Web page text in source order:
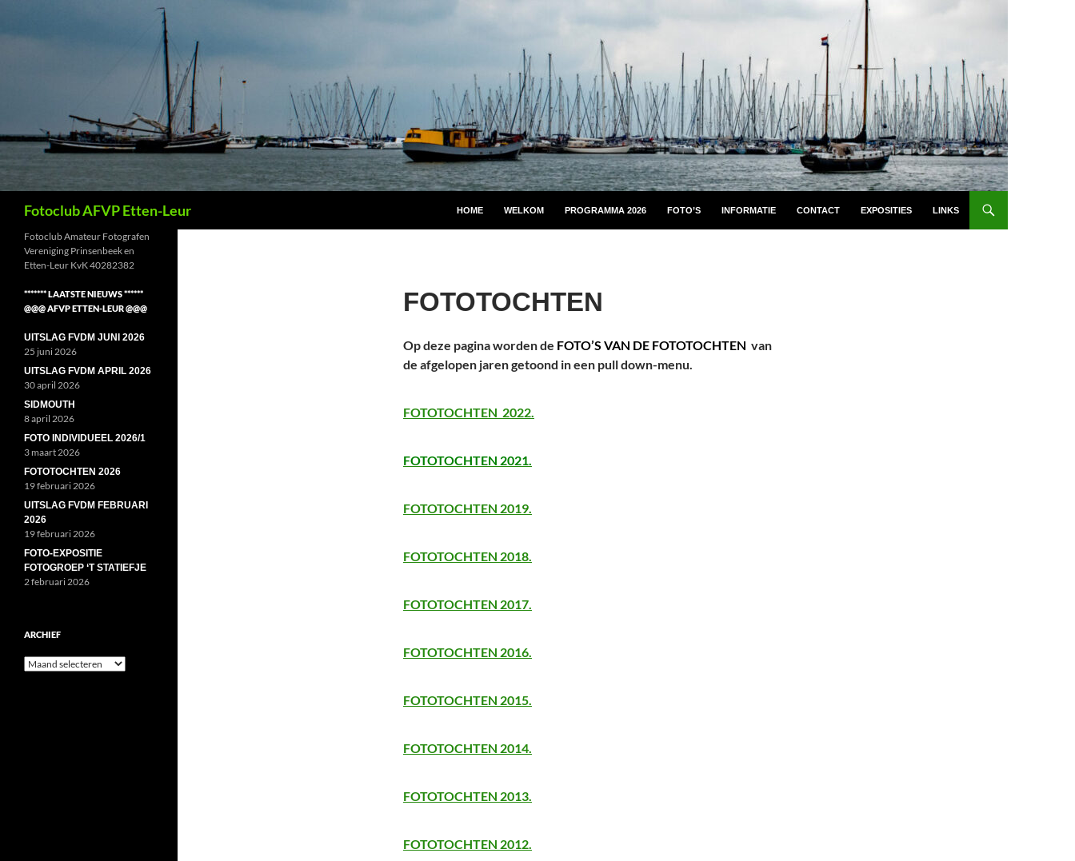
Fotoclub AFVP Etten-Leur HOME WELKOM PROGRAMMA 2026 FOTO’S INFORMATIE CONTACT EXPOSITIES LINKS
FOTOTOCHTEN
Op deze pagina worden de FOTO’S VAN DE FOTOTOCHTEN van
de afgelopen jaren getoond in een pull down-menu.
FOTOTOCHTEN 2022.
FOTOTOCHTEN 2021.
FOTOTOCHTEN 2019.
FOTOTOCHTEN 2018.
FOTOTOCHTEN 2017.
FOTOTOCHTEN 2016.
FOTOTOCHTEN 2015.
FOTOTOCHTEN 2014.
FOTOTOCHTEN 2013.
FOTOTOCHTEN 2012.
Fotoclub Amateur Fotografen
Vereniging Prinsenbeek en
Etten-Leur KvK 40282382
******* LAATSTE NIEUWS ******
@@@ AFVP ETTEN-LEUR @@@
UITSLAG FVDM JUNI 2026
25 juni 2026
UITSLAG FVDM APRIL 2026
30 april 2026
SIDMOUTH
8 april 2026
FOTO INDIVIDUEEL 2026/1
3 maart 2026
FOTOTOCHTEN 2026
19 februari 2026
UITSLAG FVDM FEBRUARI
2026
19 februari 2026
FOTO-EXPOSITIE
FOTOGROEP ‘T STATIEFJE
2 februari 2026
ARCHIEF
Archief